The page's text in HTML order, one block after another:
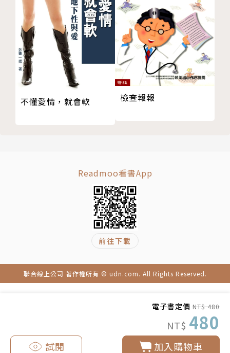
電子書定價 NT$ 480
NT$ 480
加入購物車
試閱
和平村：導入慈濟志工，更添人文氣息
崇德村：戒酒撲滿獲共鳴
富世村：結善緣，與教會共推以茶代酒
文蘭村：結合骨髓捐贈宣導，雙管齊下
銅門村：與在地婦女從協助到合作的發展
個案一：戒酒要及早，決心不可少
個案二：互相支持，更見成效
慈濟志工，各顯神通
推動有成，受邀公部門分享
鳳林鎮：衛生所相助，走入教會與教堂
馬遠村：期待又怕受傷害
四 光復鄉 傳統階層有規範 部落一心為健康
尊重族群文化，逐步推動以茶代酒
慈濟義診，結合茶友會成立
五 豐濱鄉 以茶代酒為健康 愛心竹筒共行善
眾人皆戒酒，宣導計畫方停歇
不懂愛情，就會軟 檢查報報
Readmoo看書App
前往下載
聯合線上公司 著作權所有 © udn.com. All Rights Reserved.